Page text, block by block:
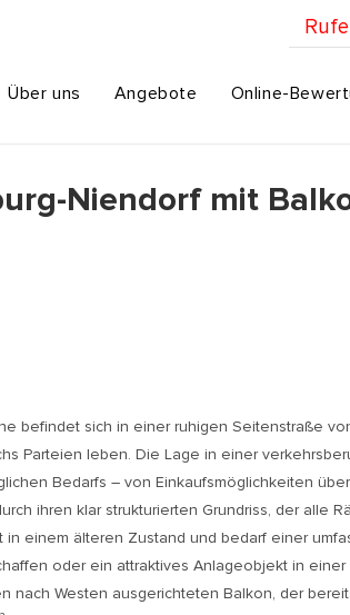
Über uns Angebote Online-
Niendorf mit
befindet sich in einer ruhigen Seitenstraße
Parteien leben. Die Lage in einer
Bedarfs – von Einkaufsmöglichkeiten
ihren klar strukturierten Grundriss, der alle
einem älteren Zustand und bedarf einer
oder ein attraktives Anlageobjekt in
Westen ausgerichteten Balkon, der